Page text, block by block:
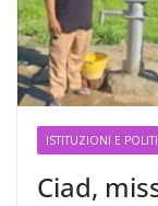
ISTITUZIONI E
Ciad,